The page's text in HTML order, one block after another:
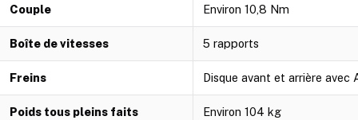
Couple Environ 10,8 Nm
Boîte de vitesses 5 rapports
Freins Disque avant et arrière avec
Poids tous pleins faits Environ 104 kg